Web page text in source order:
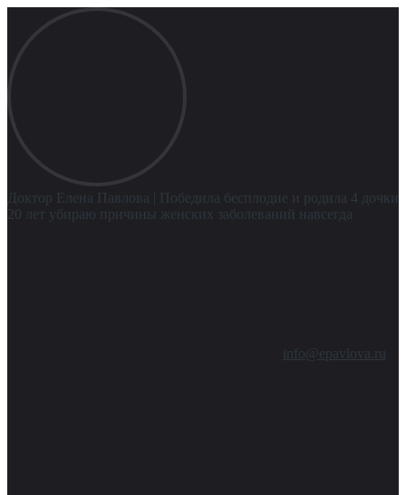
Доктор Елена Павлова
| Победила бесплодие и родила 4 дочки
20 лет убираю причины женских заболеваний навсегда
info@epavlova.ru